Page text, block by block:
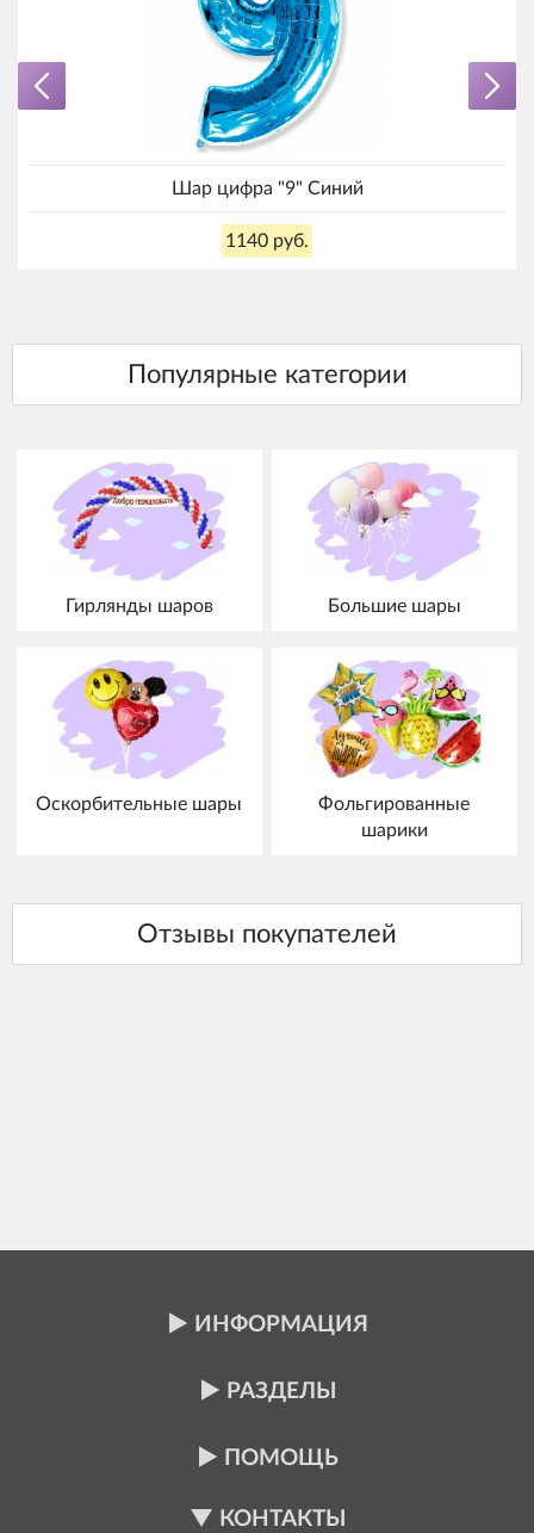
Шар цифра "9" Синий
1140 руб.
Гирлянды шаров Большие шары
Оскорбительные шары
Фольгированные
шарики
ИНФОРМАЦИЯ
РАЗДЕЛЫ
ПОМОЩЬ
КОНТАКТЫ